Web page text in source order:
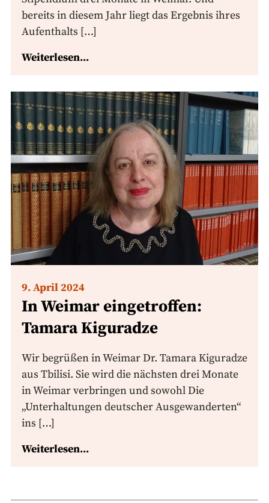
bereits in diesem Jahr liegt das Ergebnis ihres
Aufenthalts […]
Weiterlesen...
9. April 2024
In Weimar eingetroffen:
Tamara Kiguradze
Wir begrüßen in Weimar Dr. Tamara Kiguradze
aus Tbilisi. Sie wird die nächsten drei Monate
in Weimar verbringen und sowohl Die
„Unterhaltungen deutscher Ausgewanderten“
ins […]
Weiterlesen...